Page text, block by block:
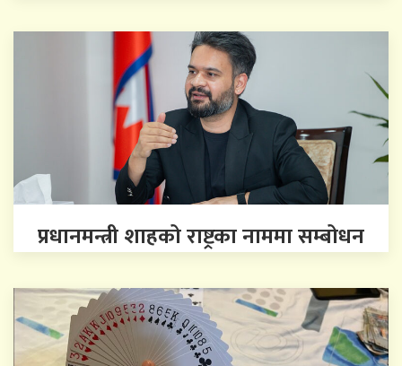
प्रधानमन्त्री शाहको राष्ट्रका नाममा सम्बोधन